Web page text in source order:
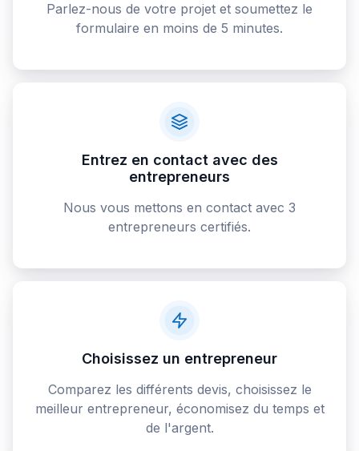
Parlez-nous de votre projet et soumettez le
formulaire en moins de 5 minutes.
Entrez en contact avec des
entrepreneurs
Nous vous mettons en contact avec 3
entrepreneurs certifiés.
Choisissez un entrepreneur
Comparez les différents devis, choisissez le
meilleur entrepreneur, économisez du temps et
de l'argent.